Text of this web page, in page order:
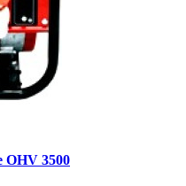
OHV 3500